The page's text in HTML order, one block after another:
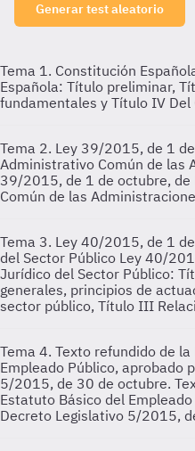
Generar test aleatorio
Tema 1. Constitución
Española: Título preliminar,
fundamentales y Título IV
Tema 2. Ley 39/2015, de 1
Administrativo Común de las
39/2015, de 1 de octubre,
Común de las
Tema 3. Ley 40/2015, de 1
del Sector Público Ley 40/
Jurídico del Sector Público:
generales, principios de
sector público, Título III
Tema 4. Texto refundido de
Empleado Público, aprobado
5/2015, de 30 de octubre.
Estatuto Básico del
Decreto Legislativo 5/2015,